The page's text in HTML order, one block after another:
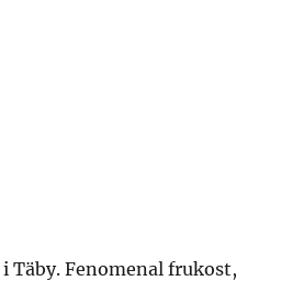
i Täby. Fenomenal frukost,